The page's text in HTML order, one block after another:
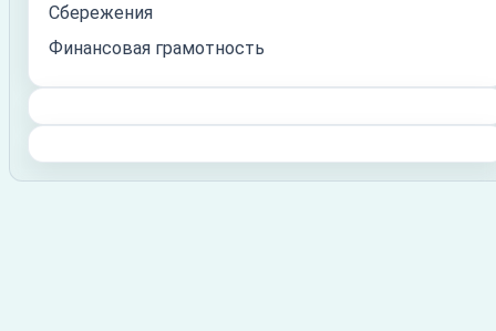
Сбережения
Финансовая грамотность